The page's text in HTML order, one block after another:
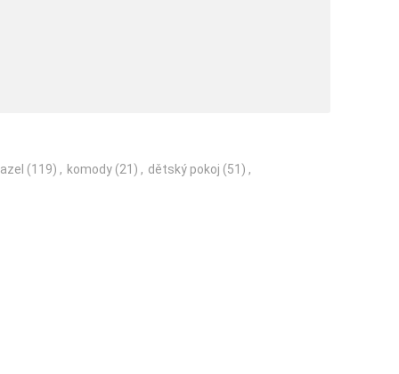
(119) , komody (21) , dětský pokoj (51) ,